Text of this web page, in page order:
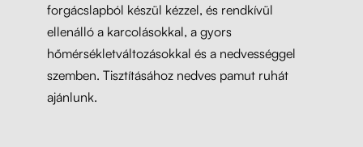
forgácslapból készül kézzel, és rendkívül
ellenálló a karcolásokkal, a gyors
hőmérsékletváltozásokkal és a nedvességgel
szemben. Tisztításához nedves pamut ruhát
ajánlunk.